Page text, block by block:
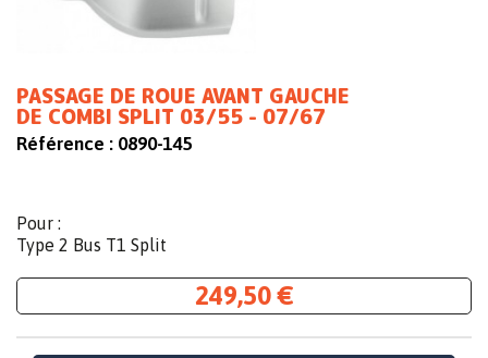
PASSAGE DE ROUE AVANT GAUCHE
DE COMBI SPLIT 03/55 - 07/67
Référence : 0890-145
Pour :
Type 2 Bus T1 Split
249,50 €